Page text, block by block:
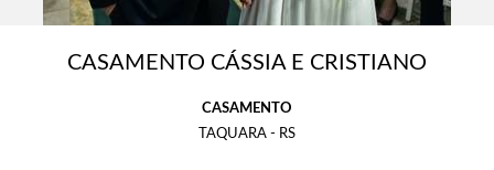
CASAMENTO CÁSSIA E CRISTIANO
CASAMENTO
TAQUARA - RS